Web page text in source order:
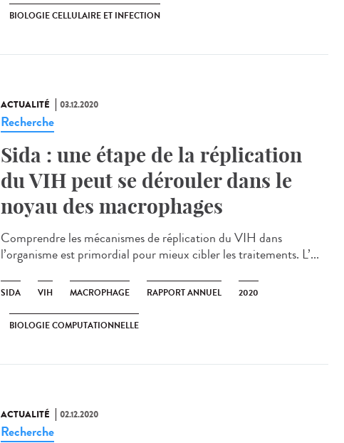
BIOLOGIE CELLULAIRE ET INFECTION
ACTUALITÉ 03.12.2020
Recherche
Sida : une étape de la réplication
du VIH peut se dérouler dans le
noyau des macrophages
Comprendre les mécanismes de réplication du VIH dans
l’organisme est primordial pour mieux cibler les traitements. L’...
SIDA VIH MACROPHAGE RAPPORT ANNUEL 2020
BIOLOGIE COMPUTATIONNELLE
ACTUALITÉ 02.12.2020
Recherche